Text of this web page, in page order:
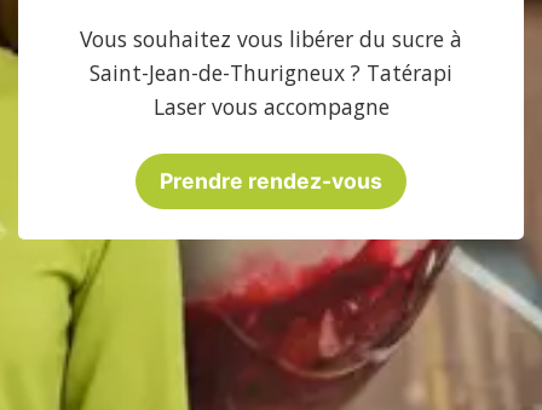
Vous souhaitez vous libérer du sucre à
Saint-Jean-de-Thurigneux ? Tatérapi
Laser vous accompagne
Prendre rendez-vous